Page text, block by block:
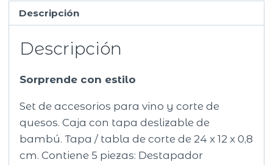
cantidad
Descripción
Descripción
Sorprende con estilo
Set de accesorios para vino y corte de
quesos. Caja con tapa deslizable de
bambú. Tapa / tabla de corte de 24 x 12 x 0,8
cm. Contiene 5 piezas: Destapador